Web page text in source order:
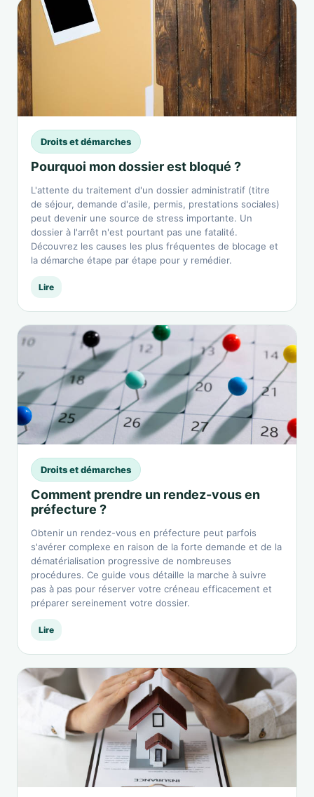
Droits et démarches
Pourquoi mon dossier est bloqué ?
L'attente du traitement d'un dossier administratif (titre
de séjour, demande d'asile, permis, prestations sociales)
peut devenir une source de stress importante. Un
dossier à l'arrêt n'est pourtant pas une fatalité.
Découvrez les causes les plus fréquentes de blocage et
la démarche étape par étape pour y remédier.
Lire
Droits et démarches
Comment prendre un rendez-vous en
préfecture ?
Obtenir un rendez-vous en préfecture peut parfois
s'avérer complexe en raison de la forte demande et de la
dématérialisation progressive de nombreuses
procédures. Ce guide vous détaille la marche à suivre
pas à pas pour réserver votre créneau efficacement et
préparer sereinement votre dossier.
Lire